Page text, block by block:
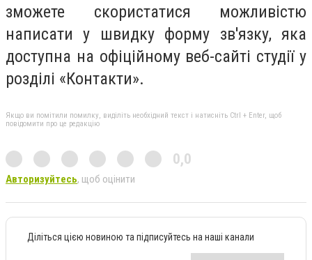
зможете скористатися можливістю
написати у швидку форму зв'язку, яка
доступна на офіційному веб-сайті студії у
розділі «Контакти».
Якщо ви помітили помилку, виділіть необхідний текст і натисніть Ctrl + Enter, щоб
повідомити про це редакцію
0,0
Авторизуйтесь, щоб оцінити
Діліться цією новиною та підписуйтесь на наші канали